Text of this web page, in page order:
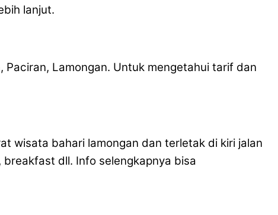
lanjut.
Lamongan. Untuk mengetahui tarif dan
wisata bahari lamongan dan terletak di kiri jalan
breakfast dll. Info selengkapnya bisa